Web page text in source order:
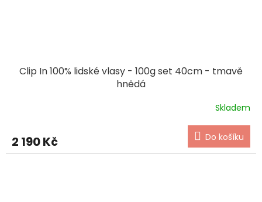
Clip In 100% lidské vlasy - 100g set 40cm - tmavě
hnědá
Skladem
2 190 Kč Do košíku